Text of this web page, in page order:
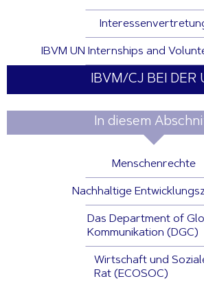
IBVM UN Internships and
IBVM/CJ BEI DER
In diesem
Menschenrechte
Nachhaltige
Das Department of
Kommunikation (DGC)
Wirtschaft und
Rat (ECOSOC)